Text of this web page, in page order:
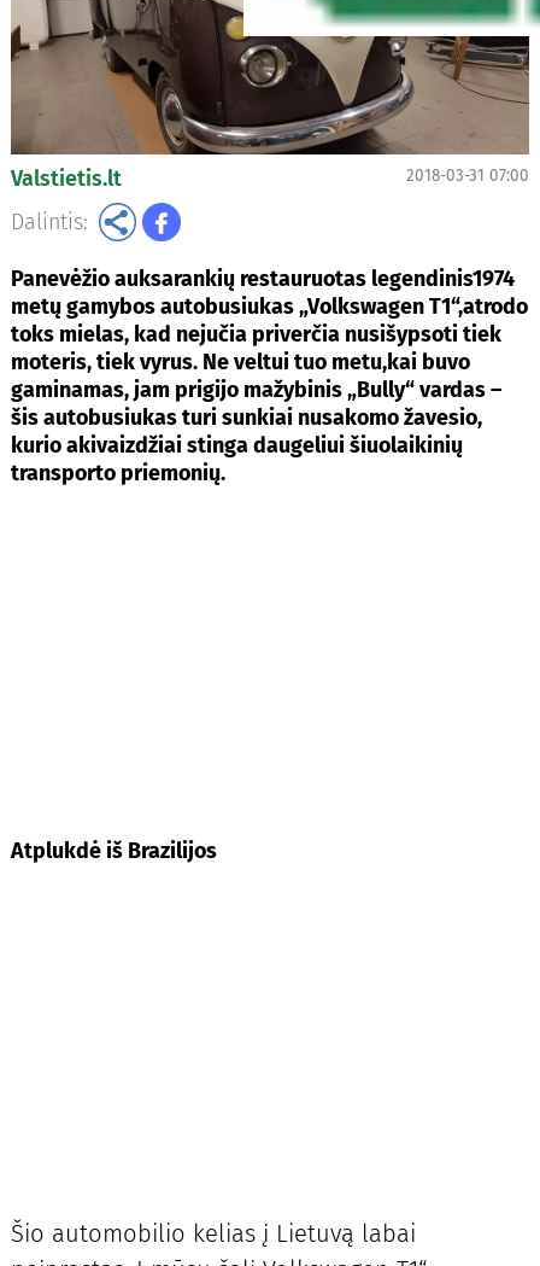
Valstietis.lt 2018-03-31 07:00
Dalintis:
Panevėžio auksarankių restauruotas legendinis1974
metų gamybos autobusiukas „Volkswagen T1“,atrodo
toks mielas, kad nejučia priverčia nusišypsoti tiek
moteris, tiek vyrus. Ne veltui tuo metu,kai buvo
gaminamas, jam prigijo mažybinis „Bully“ vardas –
šis autobusiukas turi sunkiai nusakomo žavesio,
kurio akivaizdžiai stinga daugeliui šiuolaikinių
transporto priemonių.
Atplukdė iš Brazilijos
Šio automobilio kelias į Lietuvą labai